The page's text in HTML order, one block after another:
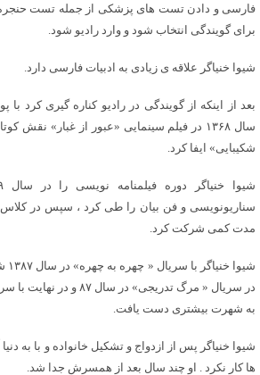
فارسی و دادن تست های پزشکی از جمله تست حنجره
برای گویندگی انتخاب شود و وارد رادیو شود.
شیوا خنیاگر علاقه ی زیادی به ادبیات فارسی دارد.
بعد از اینکه از گویندگی در رادیو کناره گیری کرد
سال ۱۳۶۸ در فیلم سینمایی «عبور از غبار»
شکیبایی» ایفا کرد.
سناریونویسی و فن بیان را طی کرد ، سپس در
مدت کمی شرکت کرد.
به شهرت بیشتری دست یافت.
شیوا خنیاگر پس از ازدواج و تشکیل خانواده و با به
ها کار نکرد . او چند سال بعد از همسرش جدا شد.